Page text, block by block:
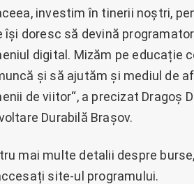
investim în tinerii noștri,
își doresc să devină
digital. Mizăm pe educație
și să ajutăm și mediul de
de viitor“, a precizat Dragoș
Durabilă Brașov.
mai multe detalii despre
site-ul programului.